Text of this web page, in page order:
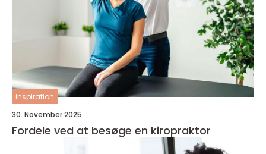
inspiration
30. November 2025
Fordele ved at besøge en kiropraktor